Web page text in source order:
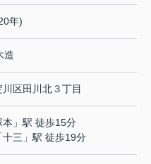
年)
造
川区田川北３丁目
本 」駅 徒歩15分
十三 」駅 徒歩19分